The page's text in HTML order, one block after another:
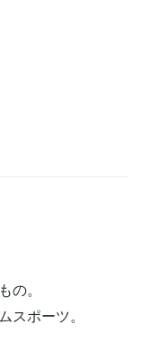
。
スポーツ。